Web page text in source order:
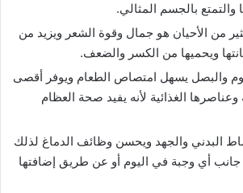
والتمتع بالجسم المثالي.
من الأحيان هو جمال وقوة الشعر ويزيد من
ويحميها من الكسر والضعف.
والبصل يسهل امتصاص الطعام ويوفر أقصى
الغذائية لأنه يفيد صحة العظام
البدني والجهد ويحسن وظائف الدماغ لذلك
جانب أي وجبة في اليوم أو عن طريق إضافتها